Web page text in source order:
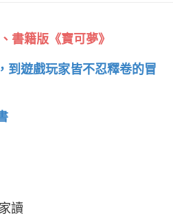
書籍版《寶可夢》
到遊戲玩家皆不忍釋卷的冒
讀